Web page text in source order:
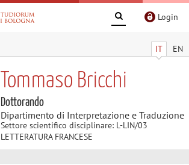
Login
IT EN
Tommaso Bricchi
Dottorando
Dipartimento di Interpretazione e Traduzione
Settore scientifico disciplinare: L-LIN/03
LETTERATURA FRANCESE